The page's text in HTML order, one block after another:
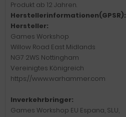
Produkt ab 12 Jahren.
Herstellerinformationen(GPSR):
Hersteller:
Games Workshop
Willow Road East Midlands
NG7 2WS Nottingham
Vereinigtes Königreich
https://www.warhammer.com
Inverkehrbringer:
Games Workshop EU Espana, SLU,